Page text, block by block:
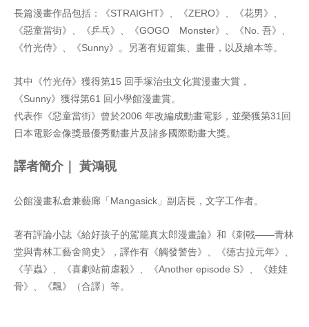
長篇漫畫作品包括：《STRAIGHT》、《ZERO》、《花男》、
《惡童當街》、《乒乓》、《GOGO Monster》、《No. 吾》、
《竹光侍》、《Sunny》。另著有短篇集、畫冊，以及繪本等。
其中《竹光侍》獲得第15 回手塚治虫文化賞漫畫大賞，
《Sunny》獲得第61 回小學館漫畫賞。
代表作《惡童當街》曾於2006 年改編成動畫電影，並榮獲第31回
日本電影金像獎最優秀動畫片及諸多國際動畫大獎。
譯者簡介｜ 黃鴻硯
公館漫畫私倉兼藝廊「Mangasick」副店長，文字工作者。
著有評論小誌《給好孩子的駕籠真太郎漫畫論》和《刺戟——青林
堂與青林工藝舍簡史》，譯作有《觸發警告》、《德古拉元年》、
《芋蟲》、《喜劇站前虐殺》、《Another episode S》、《娃娃
骨》、《飄》（合譯）等。